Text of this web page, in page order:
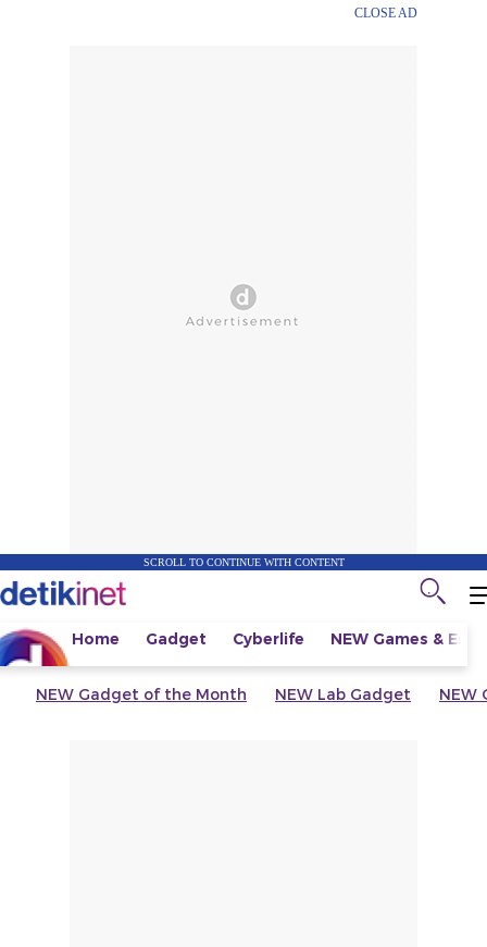
CLOSE AD
SCROLL TO CONTINUE WITH CONTENT
Home Gadget Cyberlife NEW Games &
NEW Gadget of the Month NEW Lab Gadget NEW